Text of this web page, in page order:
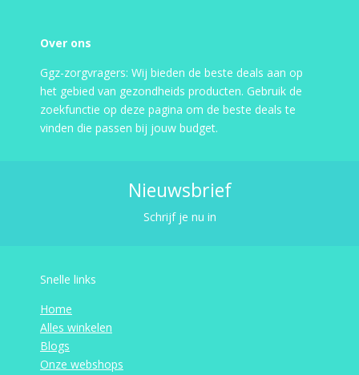
Over ons
Ggz-zorgvragers: Wij bieden de beste deals aan op
het gebied van gezondheids producten. Gebruik de
zoekfunctie op deze pagina om de beste deals te
vinden die passen bij jouw budget.
Nieuwsbrief
Schrijf je nu in
Snelle links
Home
Alles winkelen
Blogs
Onze webshops